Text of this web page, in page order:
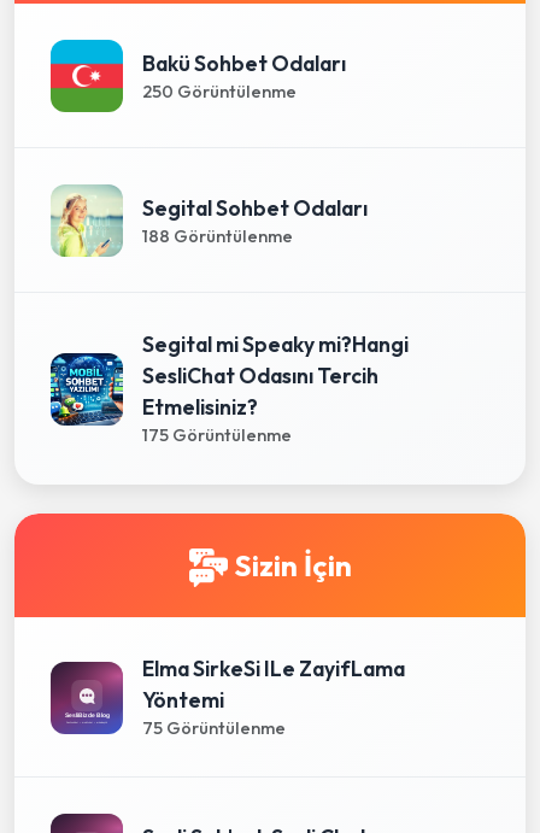
Bakü Sohbet Odaları
250 Görüntülenme
Segital Sohbet Odaları
188 Görüntülenme
Segital mi Speaky mi?Hangi
SesliChat Odasını Tercih
Etmelisiniz?
175 Görüntülenme
Sizin İçin
Elma SirkeSi ILe ZayifLama
Yöntemi
75 Görüntülenme